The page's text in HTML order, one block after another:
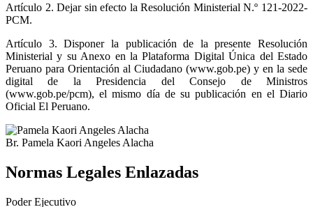
Artículo 2. Dejar sin efecto la Resolución Ministerial N.º 121-2022-
PCM.
Artículo 3.
Disponer la publicación de la presente Resolución
Ministerial y su Anexo en la Plataforma Digital Única del Estado
Peruano para Orientación al Ciudadano (www.gob.pe) y en la sede
digital de la Presidencia del Consejo de Ministros
(www.gob.pe/pcm), el mismo día de su publicación en el Diario
Oficial El Peruano.
Br. Pamela Kaori Angeles Alacha
Normas Legales Enlazadas
Poder Ejecutivo